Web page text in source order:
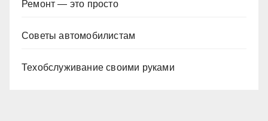
Ремонт — это просто
Советы автомобилистам
Техобслуживание своими руками